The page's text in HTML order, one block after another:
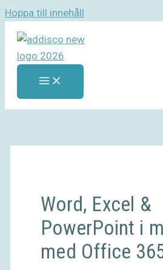
Hoppa till innehåll
Word, Excel &
PowerPoint i
med Office